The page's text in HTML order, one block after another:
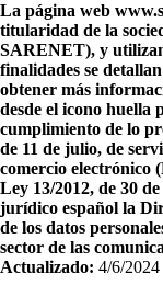
La página web
titularidad de la
SARENET), y
finalidades se
obtener más
desde el icono huella
cumplimiento de lo
de 11 de julio, de
comercio electrónico
Ley 13/2012, de 30
jurídico español la
de los datos
sector de las
Actualizado: 4/6/2024